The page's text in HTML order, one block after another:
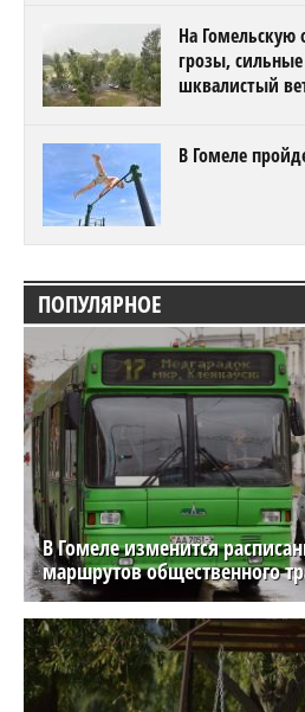
На Гомельскую
грозы,
шквалистый
В Гомеле
ПОПУЛЯРНОЕ
В Гомеле изменится
маршрутов общественного